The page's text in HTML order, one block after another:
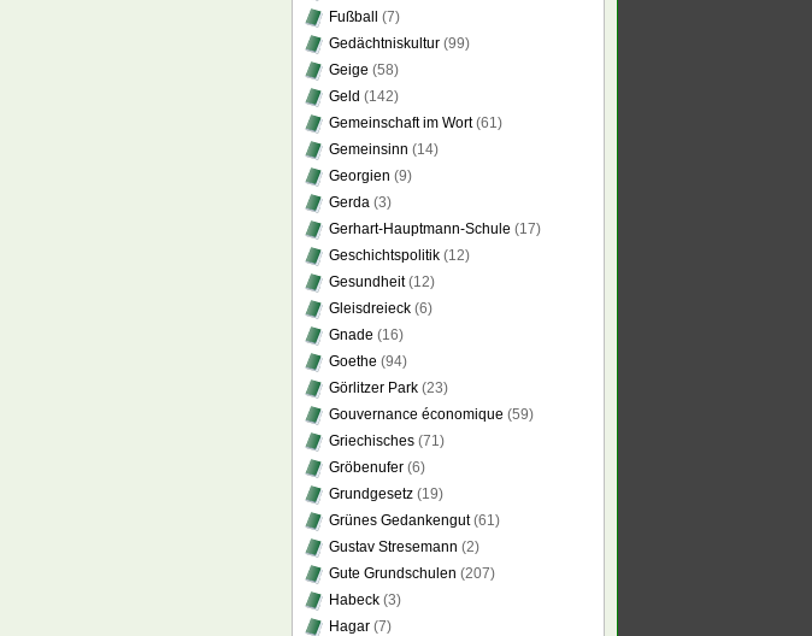
Fußball
(7)
Gedächtniskultur (99)
Geige (58)
Geld (142)
Gemeinschaft im Wort(61)
Gemeinsinn (14)
Georgien (9)
Gerda (3)
Gerhart-Hauptmann-Schule (17)
Geschichtspolitik (12)
Gesundheit(12)
Gleisdreieck (6)
Gnade (16)
Goethe (94)
Görlitzer Park (23)
Gouvernance économique (59)
Griechisches (71)
Gröbenufer (6)
Grundgesetz (19)
Grünes Gedankengut(61)
Gustav Stresemann (2)
Gute Grundschulen (207)
Habeck (3)
Hagar (7)